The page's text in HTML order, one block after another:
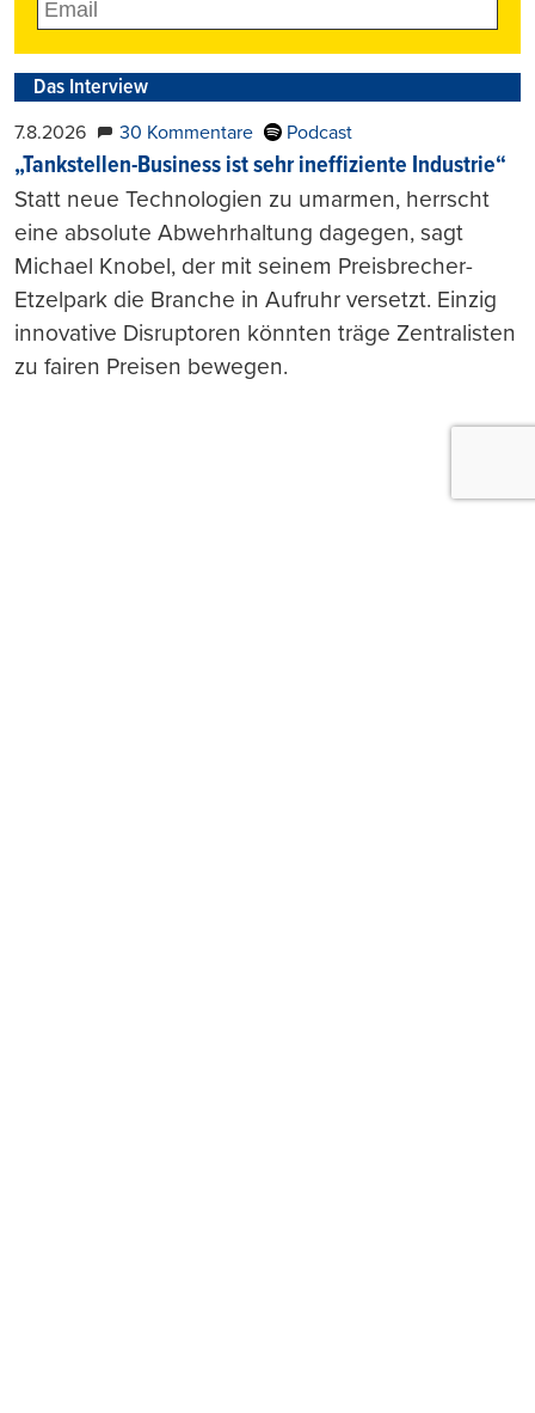
Das Interview
7.8.2026 30 Kommentare Podcast
„Tankstellen-Business ist sehr ineffiziente Industrie“
Statt neue Technologien zu umarmen, herrscht
eine absolute Abwehrhaltung dagegen, sagt
Michael Knobel, der mit seinem Preisbrecher-
Etzelpark die Branche in Aufruhr versetzt. Einzig
innovative Disruptoren könnten träge Zentralisten
zu fairen Preisen bewegen.